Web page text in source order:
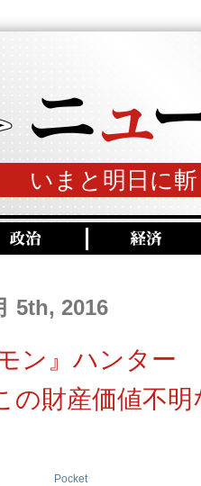
いまと明日に
5th, 2016
ン』ハンター
の財産価値不
Pocket